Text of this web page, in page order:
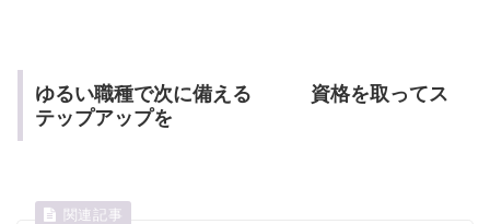
ゆるい職種で次に備える 資格を取ってス
テップアップを